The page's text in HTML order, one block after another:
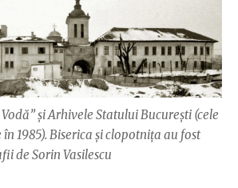
și Arhivele Statului București (cele
1985). Biserica și clopotnița au fost
de Sorin Vasilescu